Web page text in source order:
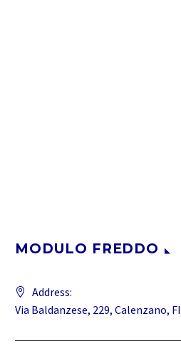
MODULO FREDDO
Address:
Via Baldanzese, 229, Calenzano, FI